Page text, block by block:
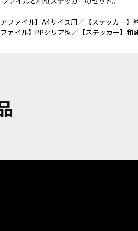
ファイル】A4サイズ用／【ステッカー】
ァイル】PPクリア製／【ステッカー】和